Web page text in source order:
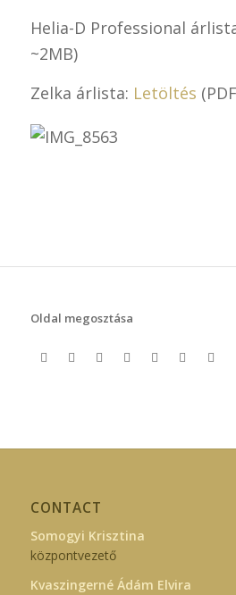
Helia-D Professional
~2MB)
Zelka árlista: Letöltés
Oldal megosztása
CONTACT
Somogyi Krisztina
központvezető
Kvaszingerné Ádám Elvira